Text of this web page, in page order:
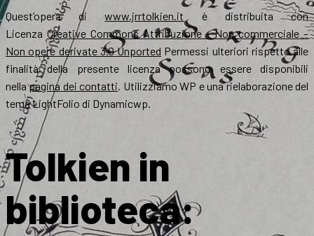
Quest’opera diwww.jrrtolkien.it è distribuita con
Licenza Creative Commons Attribuzione – Non commerciale –
Non opere derivate 3.0 Unported Permessi ulteriori rispetto alle
finalità della presente licenza possono essere disponibili
nellapagina dei contatti. Utilizziamo WP e una rielaborazione del
tema LightFolio di Dynamicwp.
Tolkien in
biblioteca: